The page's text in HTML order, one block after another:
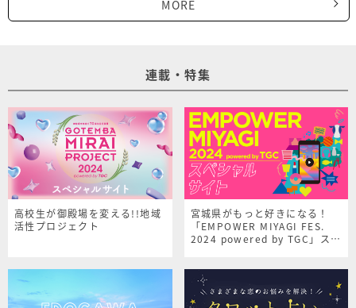
MORE
連載・特集
高校生が御殿場を変える!!地域
活性プロジェクト
宮城県がもっと好きになる！
「EMPOWER MIYAGI FES.
2024 powered by TGC」スペ